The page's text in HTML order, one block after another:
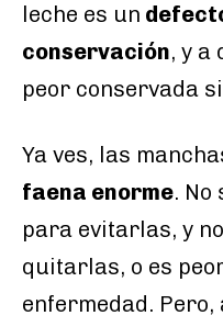
leche es un
conservación, y a
peor conservada
Ya ves, las
faena enorme. No
para evitarlas, y
quitarlas, o es
enfermedad.